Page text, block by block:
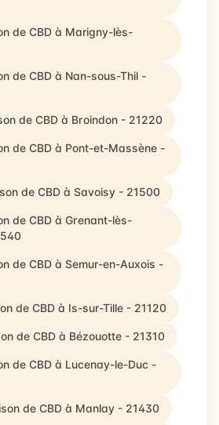
de CBD à Marigny-lès-
de CBD à Nan-sous-Thil -
de CBD à Broindon - 21220
de CBD à Pont-et-Massène -
de CBD à Savoisy - 21500
de CBD à Grenant-lès-
de CBD à Semur-en-Auxois -
de CBD à Is-sur-Tille - 21120
de CBD à Bézouotte - 21310
de CBD à Lucenay-le-Duc -
de CBD à Manlay - 21430